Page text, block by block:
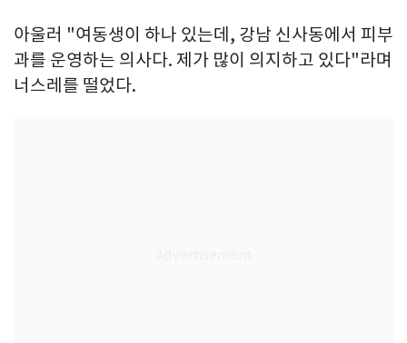
아울러 "여동생이 하나 있는데, 강남 신사동에서 피부
과를 운영하는 의사다. 제가 많이 의지하고 있다"라며
너스레를 떨었다.